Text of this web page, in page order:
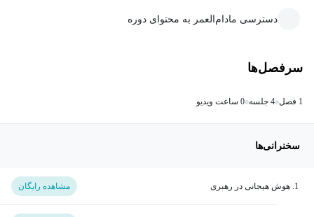
دسترسی مادام‌العمر به محتوای دوره
سرفصل‌ها
1 فصل 4 جلسه 0 ساعت ویدیو
سخنرانی‌ها
مشاهده رایگان